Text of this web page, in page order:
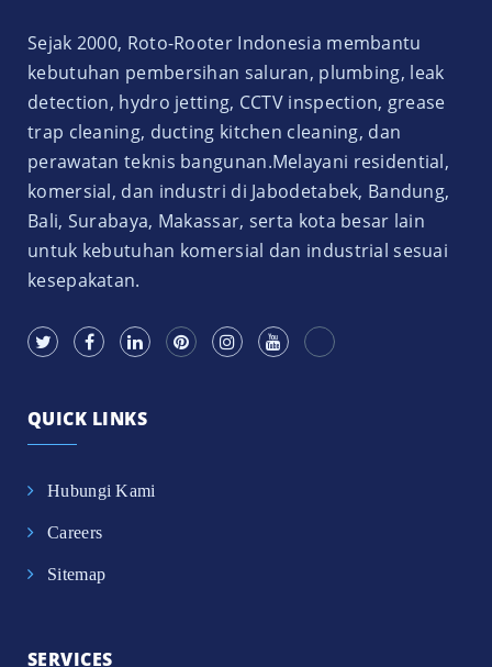
Sejak 2000, Roto-Rooter Indonesia membantu
kebutuhan pembersihan saluran, plumbing, leak
detection, hydro jetting, CCTV inspection, grease
trap cleaning, ducting kitchen cleaning, dan
perawatan teknis bangunan.Melayani residential,
komersial, dan industri di Jabodetabek, Bandung,
Bali, Surabaya, Makassar, serta kota besar lain
untuk kebutuhan komersial dan industrial sesuai
kesepakatan.
QUICK LINKS
Hubungi Kami
Careers
Sitemap
SERVICES